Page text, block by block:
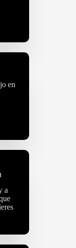
en
a